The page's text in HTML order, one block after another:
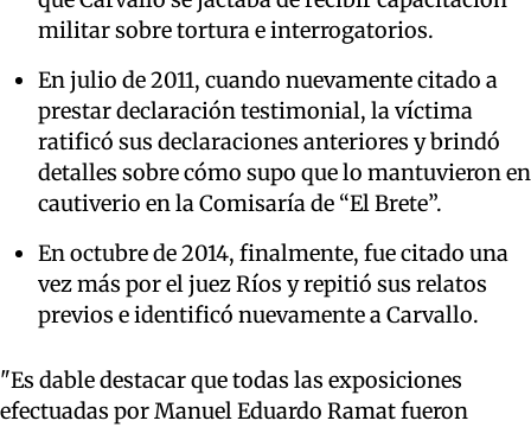
militar sobre tortura e interrogatorios.
En julio de 2011, cuando nuevamente citado a
prestar declaración testimonial, la víctima
ratificó sus declaraciones anteriores y brindó
detalles sobre cómo supo que lo mantuvieron en
cautiverio en la Comisaría de “El Brete”.
En octubre de 2014, finalmente, fue citado una
vez más por el juez Ríos y repitió sus relatos
previos e identificó nuevamente a Carvallo.
"Es dable destacar que todas las exposiciones
efectuadas por Manuel Eduardo Ramat fueron